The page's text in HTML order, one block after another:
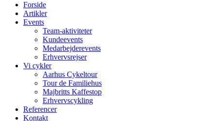
Forside
Artikler
Events
Team-aktiviteter
Kundeevents
Medarbejderevents
Erhvervsrejser
Vi cykler
Aarhus Cykeltour
Tour de Familiehus
Majbritts Kaffestop
Erhvervscykling
Referencer
Kontakt